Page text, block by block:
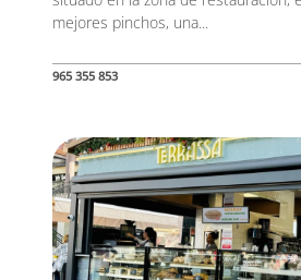
mejores pinchos, una...
965 355 853